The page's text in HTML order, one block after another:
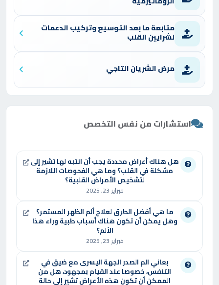
الكبير على خدماته.
النهج المهني والتميز
يتميز الدكتور ياسر السعدني بنهجه العلمي الدقيق
في تشخيص الحالات، مع التركيز على تقديم خطط
علاجية مخصصة تناسب احتياجات كل مريض. يُعرف
يحرص على الاستماع إلى شكواهم وشرح الحالة
إجراء العمليات القلبية المعقدة، مثل تركيب
الدعامات، وفريقه الطبي المتعاون في تقديم رعاية
ما هي أعراض الذبحة الصدرية وكيف يتم
تشمل أعراض الذبحة الصدرية ألمًا أو ضغطًا في
الصدر، ضيق التنفس، والتعب. يتم العلاج باستخدام
متابعة ما بعد التوسيع وتركيب الدعمات
لشرايين القلب
مرض الشريان التاجي
استشارات من نفس التخصص
هل هناك أعراض محددة يجب أن انتبه لها تشير إلى
مشكلة في القلب؟ وما هي الفحوصات اللازمة
لتشخيص الأمراض القلبية؟
فبراير 23, 2025
ما هي أفضل الطرق لعلاج ألم الظهر المستمر؟
وهل يمكن أن تكون هناك أسباب طبية وراء هذا
الألم؟
فبراير 23, 2025
بعاني الم الصدر الجهة اليسرى مع ضيق في
التنفس، خصوصا عند القيام بمجهود، هل من
الممكن أن تكون هذه الأعراض تشير إلى حالة